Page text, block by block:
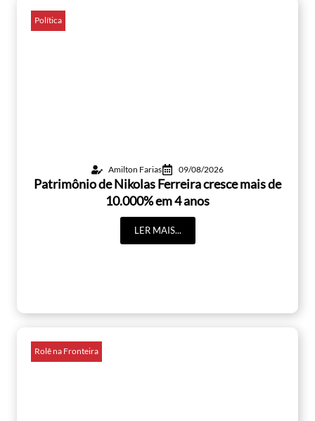
Política
Amilton Farias 09/08/2026
Patrimônio de Nikolas Ferreira cresce mais de
10.000% em 4 anos
LER MAIS...
Rolê na Fronteira